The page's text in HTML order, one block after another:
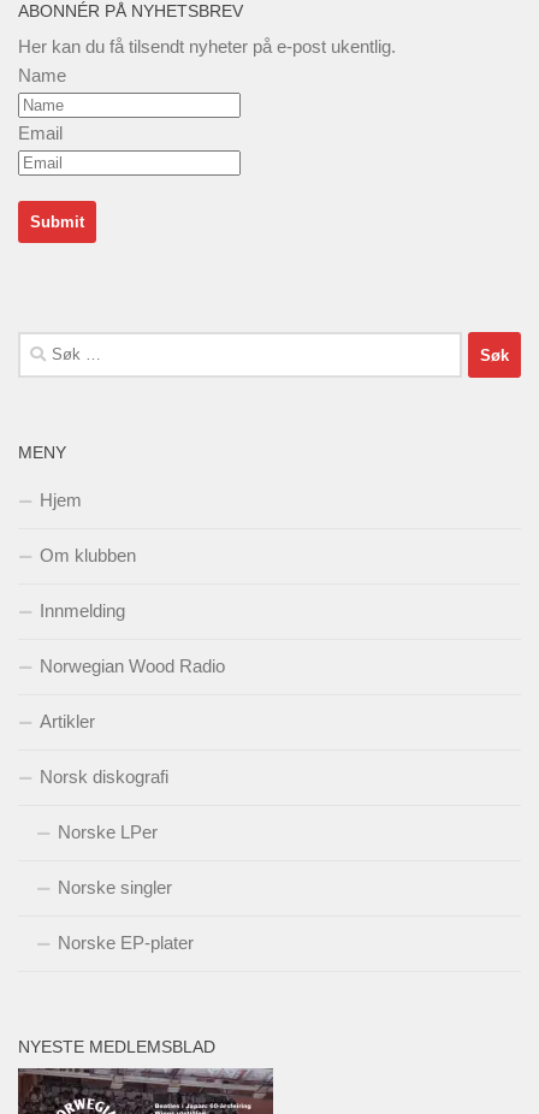
ABONNÉR PÅ NYHETSBREV
Her kan du få tilsendt nyheter på e-post ukentlig.
Name
Email
Søk
etter:
MENY
Hjem
Om klubben
Innmelding
Norwegian Wood Radio
Artikler
Norsk diskografi
Norske LPer
Norske singler
Norske EP-plater
NYESTE MEDLEMSBLAD